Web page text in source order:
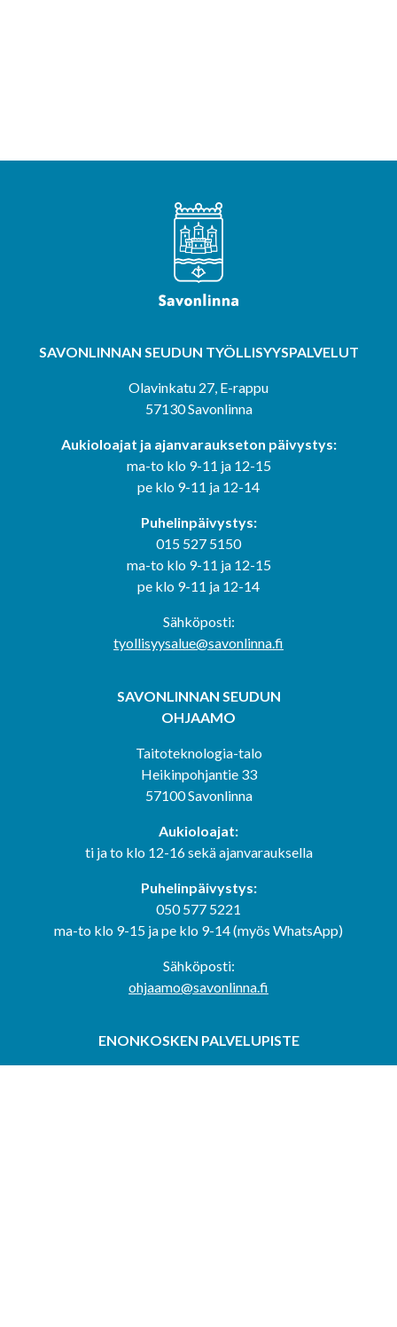
SAVONLINNAN SEUDUN TYÖLLISYYSPALVELUT
Olavinkatu 27, E-rappu
57130 Savonlinna
Aukioloajat ja ajanvaraukseton päivystys:
ma-to klo 9-11 ja 12-15
pe klo 9-11 ja 12-14
Puhelinpäivystys:
015 527 5150
ma-to klo 9-11 ja 12-15
pe klo 9-11 ja 12-14
Sähköposti:
tyollisyysalue@savonlinna.fi
SAVONLINNAN SEUDUN
OHJAAMO
Taitoteknologia-talo
Heikinpohjantie 33
57100 Savonlinna
Aukioloajat:
ti ja to klo 12-16 sekä ajanvarauksella
Puhelinpäivystys:
050 577 5221
ma-to klo 9-15 ja pe klo 9-14 (myös WhatsApp)
Sähköposti:
ohjaamo@savonlinna.fi
ENONKOSKEN PALVELUPISTE